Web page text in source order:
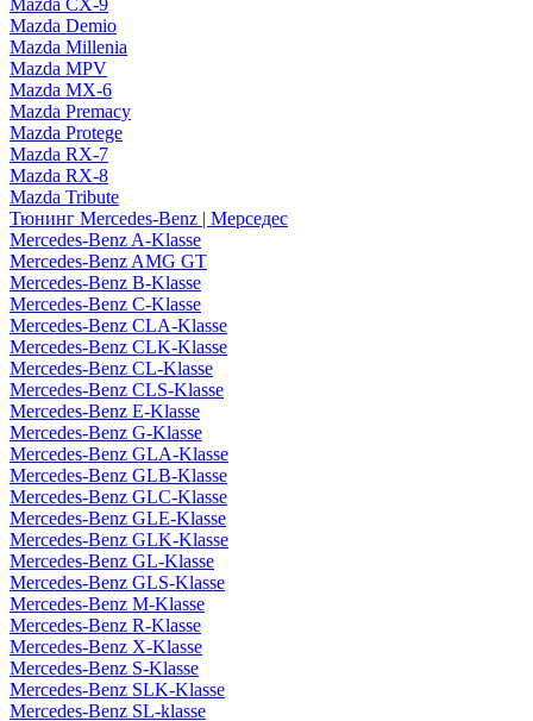
Mazda CX-9
Mazda Demio
Mazda Millenia
Mazda MPV
Mazda MX-6
Mazda Premacy
Mazda Protege
Mazda RX-7
Mazda RX-8
Mazda Tribute
Тюнинг Mercedes-Benz | Мерседес
Mercedes-Benz A-Klasse
Mercedes-Benz AMG GT
Mercedes-Benz B-Klasse
Mercedes-Benz C-Klasse
Mercedes-Benz CLA-Klasse
Mercedes-Benz CLK-Klasse
Mercedes-Benz CL-Klasse
Mercedes-Benz CLS-Klasse
Mercedes-Benz E-Klasse
Mercedes-Benz G-Klasse
Mercedes-Benz GLA-Klasse
Mercedes-Benz GLB-Klasse
Mercedes-Benz GLC-Klasse
Mercedes-Benz GLE-Klasse
Mercedes-Benz GLK-Klasse
Mercedes-Benz GL-Klasse
Mercedes-Benz GLS-Klasse
Mercedes-Benz M-Klasse
Mercedes-Benz R-Klasse
Mercedes-Benz X-Klasse
Mercedes-Benz S-Klasse
Mercedes-Benz SLK-Klasse
Mercedes-Benz SL-klasse